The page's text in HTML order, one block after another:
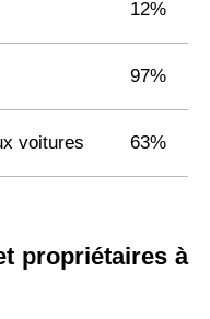
12%
97%
voitures 63%
propriétaires à